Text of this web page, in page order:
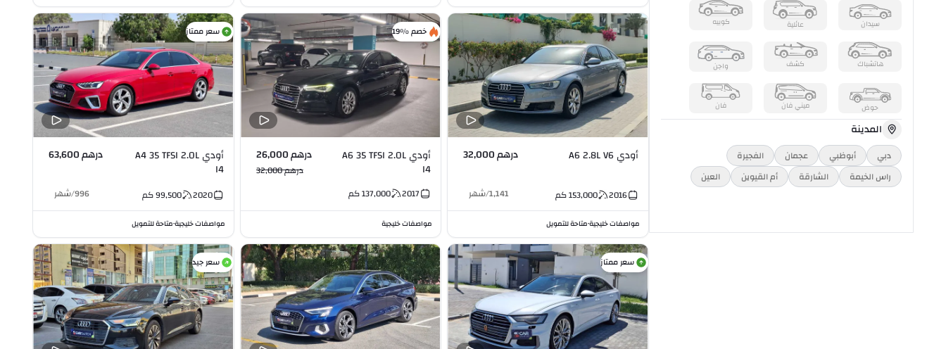
سيدان عائلية كوبيه
هاتشباك كشف واجن
حوض ميني فان فان
المدينة
دبي أبوظبي عجمان
الفجيرة
راس الخیمة
الشارقة أم القيوين العين
أودي A6 2.8L V6 درهم 32,000
2016
153,000كم 1,141
/شهر
مواصفات خليجية•متاحة للتمويل
خصم %19
أودي A6 35 TFSI 2.0L
I4
درهم 26,000
درهم 32,000
2017
137,000كم
مواصفات خليجية
سعر ممتاز
أودي A4 35 TFSI 2.0L
I4
درهم 63,600
2020
99,500كم 996
/شهر
مواصفات خليجية•متاحة للتمويل
سعر ممتاز سعر جيد